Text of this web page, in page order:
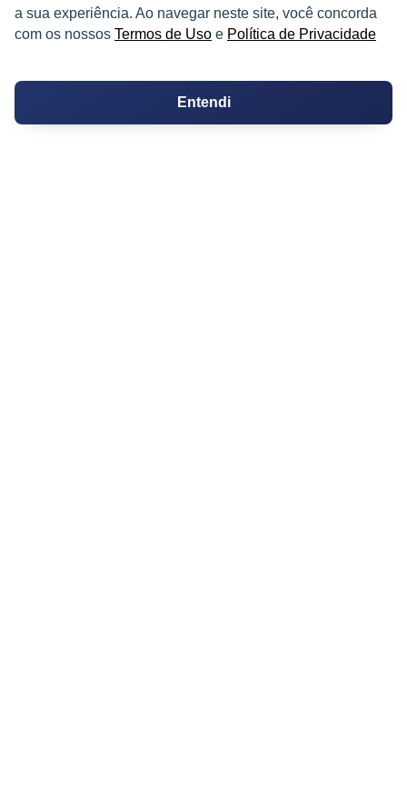
a sua experiência. Ao navegar neste site, você concorda
com os nossos Termos de Uso e Política de Privacidade
Entendi
Salas Comerciais
Fazendas
Depósitos